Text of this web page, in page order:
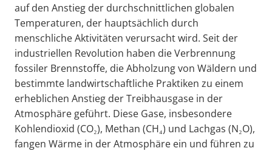
auf den Anstieg der durchschnittlichen globalen
Temperaturen, der hauptsächlich durch
menschliche Aktivitäten verursacht wird. Seit der
industriellen Revolution haben die Verbrennung
fossiler Brennstoffe, die Abholzung von Wäldern und
bestimmte landwirtschaftliche Praktiken zu einem
erheblichen Anstieg der Treibhausgase in der
Atmosphäre geführt. Diese Gase, insbesondere
Kohlendioxid (CO₂), Methan (CH₄) und Lachgas (N₂O),
fangen Wärme in der Atmosphäre ein und führen zu